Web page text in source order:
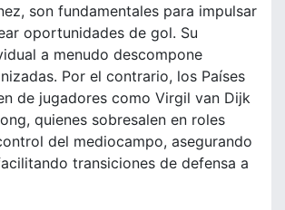
son fundamentales para impulsar
oportunidades de gol. Su
a menudo descompone
Por el contrario, los Países
de jugadores como Virgil van Dijk
quienes sobresalen en roles
del mediocampo, asegurando
transiciones de defensa a